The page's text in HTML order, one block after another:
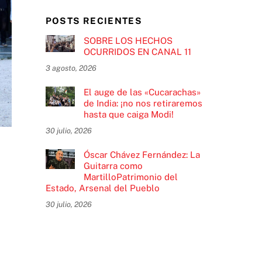
POSTS RECIENTES
SOBRE LOS HECHOS
OCURRIDOS EN CANAL 11
3 agosto, 2026
El auge de las «Cucarachas»
de India: ¡no nos retiraremos
hasta que caiga Modi!
30 julio, 2026
Óscar Chávez Fernández: La
Guitarra como
MartilloPatrimonio del
Estado, Arsenal del Pueblo
30 julio, 2026